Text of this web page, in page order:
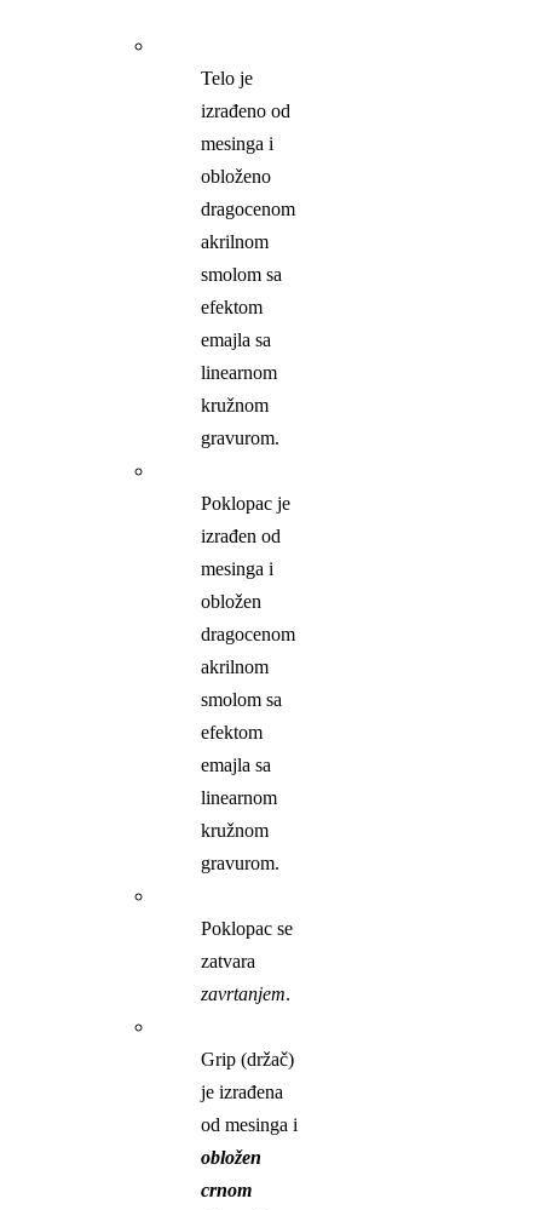
Telo je
izrađeno od
mesinga i
obloženo
dragocenom
akrilnom
smolom sa
efektom
emajla sa
linearnom
kružnom
gravurom.
Poklopac je
izrađen od
mesinga i
obložen
dragocenom
akrilnom
smolom sa
efektom
emajla sa
linearnom
kružnom
gravurom.
Poklopac se
zatvara
zavrtanjem.
Grip (držač)
je izrađena
od mesinga i
obložen
crnom